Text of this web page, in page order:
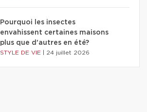
Pourquoi les insectes
envahissent certaines maisons
plus que d'autres en été?
STYLE DE VIE 24 juillet 2026